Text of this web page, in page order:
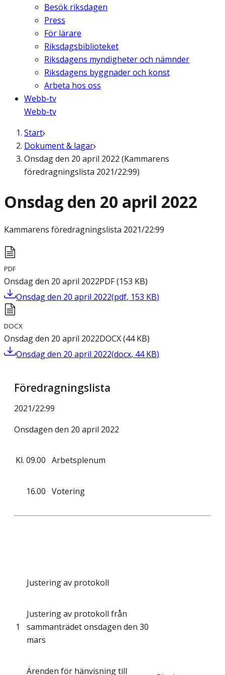
Besök riksdagen
Press
För lärare
Riksdagsbiblioteket
Riksdagens myndigheter och nämnder
Riksdagens byggnader och konst
Arbeta hos oss
Webb-tv
Webb-tv
Start
Dokument & lagar
Onsdag den 20 april 2022 (Kammarens
föredragningslista 2021/22:99)
Onsdag den 20 april 2022
Kammarens föredragningslista 2021/22:99
PDF
Onsdag den 20 april 2022PDF(153 KB)
Onsdag den 20 april 2022(pdf, 153 KB)
DOCX
Onsdag den 20 april 2022DOCX(44 KB)
Onsdag den 20 april 2022(docx, 44 KB)
Föredragningslista
2021/22:99
Onsdagen den 20 april 2022
Kl. 09.00 Arbetsplenum
16.00 Votering
Justering av protokoll
1
Justering av protokoll från
sammanträdet onsdagen den 30
mars
Ärenden för hänvisning till